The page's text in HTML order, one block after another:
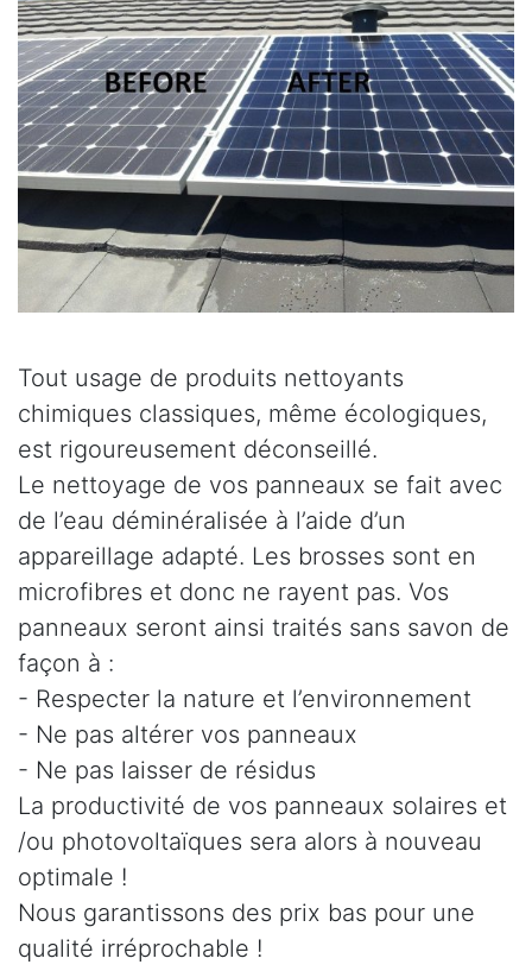
Tout usage de produits nettoyants
chimiques classiques, même écologiques,
est rigoureusement déconseillé.
Le nettoyage de vos panneaux se fait avec
de l’eau déminéralisée à l’aide d’un
appareillage adapté. Les brosses sont en
microfibres et donc ne rayent pas. Vos
panneaux seront ainsi traités sans savon de
façon à :
- Respecter la nature et l’environnement
- Ne pas altérer vos panneaux
- Ne pas laisser de résidus
La productivité de vos panneaux solaires et
/ou photovoltaïques sera alors à nouveau
optimale !
Nous garantissons des prix bas pour une
qualité irréprochable !